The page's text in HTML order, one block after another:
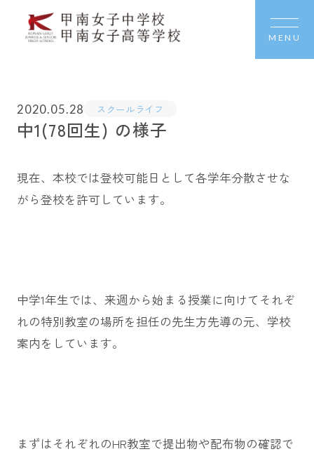
MENU
2020.05.28 スクールライフ
中1(78回生) の様子
現在、本校では登校可能日として各学年分散させな
がら登校を許可しています。
中学1年生では、来週から始まる授業に向けてそれぞ
れの特別教室の場所を担任の先生方先導の元、学校
案内をしています。
まずはそれぞれのHR教室で提出物や配布物の確認で